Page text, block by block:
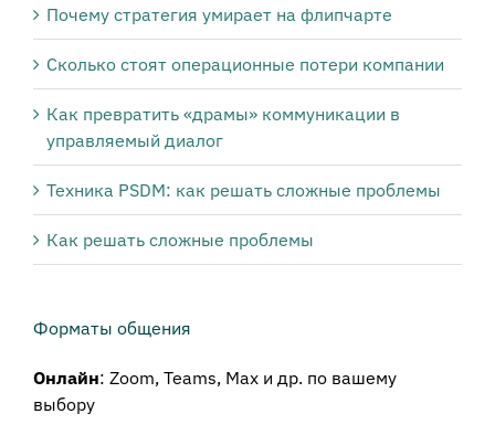
Почему стратегия умирает на флипчарте
Сколько стоят операционные потери компании
Как превратить «драмы» коммуникации в
управляемый диалог
Техника PSDM: как решать сложные проблемы
Как решать сложные проблемы
Форматы общения
Онлайн: Zoom, Teams, Max и др. по вашему
выбору